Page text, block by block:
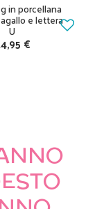
in porcellana
e lettera
U
€